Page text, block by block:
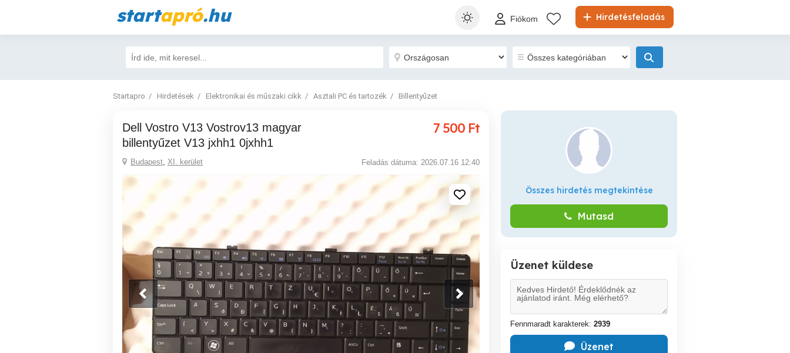
startapró.hu Hirdetésfeladás
Fiókom
Startapro Hirdetések Elektronikai és műszaki cikk Asztali PC és tartozék Billentyűzet
Dell Vostro V13 Vostrov13 magyar
billentyűzet V13 jxhh1 0jxhh1
7 500 Ft
Budapest, XI. kerület Feladás dátuma: 2026.07.16 12:40
Összes hirdetés megtekintése
Mutasd
Üzenet küldese
Fennmaradt karakterek: 2939
Üzenet